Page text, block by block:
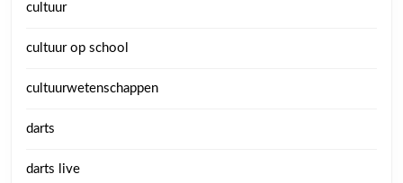
cultuur
cultuur op school
cultuurwetenschappen
darts
darts live